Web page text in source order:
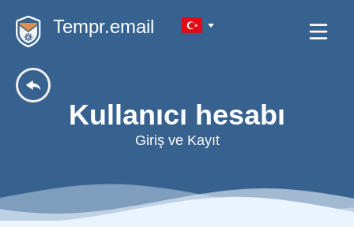
Tempr.email
Kullanıcı hesabı
Giriş ve Kayıt